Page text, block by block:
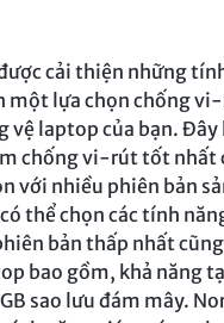
cải thiện những
một lựa chọn chống
vệ laptop của bạn.
chống vi-rút tốt nhất
với nhiều phiên bản
thể chọn các tính
bản thấp nhất
bao gồm, khả năng
sao lưu đám mây.